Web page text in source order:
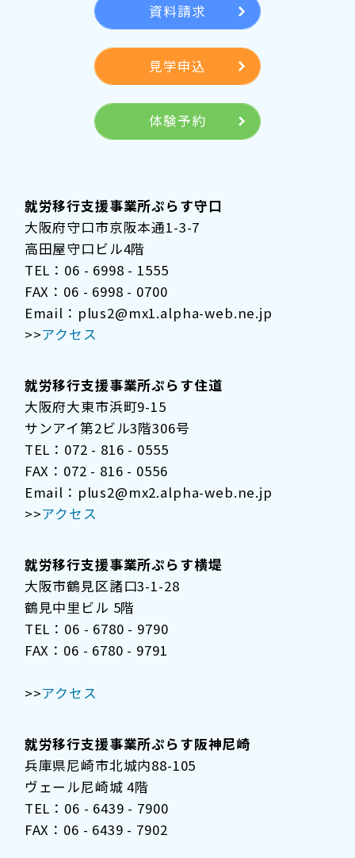
資料請求
見学申込
体験予約
就労移行支援事業所ぷらす守口
大阪府守口市京阪本通1-3-7
高田屋守口ビル4階
TEL：06 - 6998 - 1555
FAX：06 - 6998 - 0700
Email：plus2@mx1.alpha-web.ne.jp
>>アクセス
就労移行支援事業所ぷらす住道
大阪府大東市浜町9-15
サンアイ第2ビル3階306号
TEL：072 - 816 - 0555
FAX：072 - 816 - 0556
Email：plus2@mx2.alpha-web.ne.jp
>>アクセス
就労移行支援事業所ぷらす横堤
大阪市鶴見区諸口3-1-28
鶴見中里ビル 5階
TEL：06 - 6780 - 9790
FAX：06 - 6780 - 9791
>>アクセス
就労移行支援事業所ぷらす阪神尼崎
兵庫県尼崎市北城内88-105
ヴェール尼崎城 4階
TEL：06 - 6439 - 7900
FAX：06 - 6439 - 7902